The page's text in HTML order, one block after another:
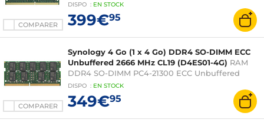
COMPARER
DISPO : EN STOCK
399€95
COMPARER
Synology 4 Go (1 x 4 Go) DDR4 SO-DIMM ECC
Unbuffered 2666 MHz CL19 (D4ES01-4G) RAM
DDR4 SO-DIMM PC4-21300 ECC Unbuffered
DISPO : EN STOCK
349€95